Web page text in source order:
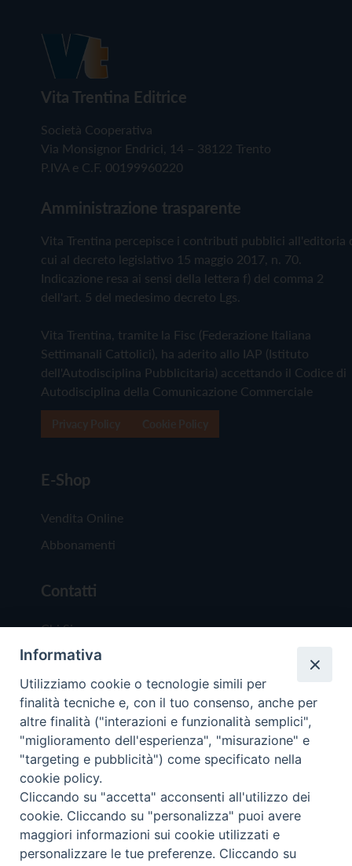
Vita Trentina Editrice
Società Cooperativa
Via Monsignor Endrici, 14 – 38122 Trento
P.IVA e C.F. 00199960220
Amministrazione trasparente
Vita Trentina percepisce i contributi pubblici all'editoria
cui al decreto legislativo 15 maggio 2017, n. 70.
Indicazione resa ai sensi della lettera f) del comma 2
dell'art. 5 del medesimo decreto Lgs.
Vita Trentina, tramite la Fisc (Federazione Italiana
Settimanali Cattolici), ha aderito allo IAP (Istituto
dell'Autodisciplina Pubblicitaria) accettando il Codice di
Autodisciplina della Comunicazione Commerciale
E-Shop
Vendita Online
Abbonamenti
Contatti
Chi Siamo
Redazione
Scrivici
Copyright © 2019 - Tutti i diritti riservati - Vita
Trentina Editrice
Privacy Policy
Informativa
Utilizziamo cookie o tecnologie simili per
finalità tecniche e, con il tuo consenso, anche per
altre finalità ("interazioni e funzionalità semplici",
"miglioramento dell'esperienza", "misurazione" e
"targeting e pubblicità") come specificato nella
cookie policy.
Cliccando su "accetta" acconsenti all'utilizzo dei
cookie. Cliccando su "personalizza" puoi avere
maggiori informazioni sui cookie utilizzati e
personalizzare le tue preferenze. Cliccando su